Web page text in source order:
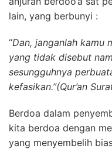
lain, yang berbunyi :
“Dan, janganlah kamu
yang tidak disebut
sesungguhnya
kefasikan.”(Qur’an
Berdoa dalam
kita berdoa dengan
yang menyembelih